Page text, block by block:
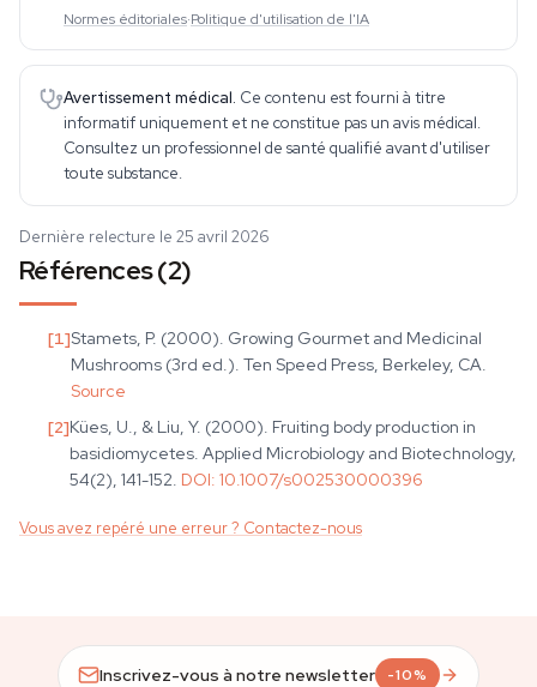
Normes éditoriales·Politique d'utilisation de l'IA
Avertissement médical. Ce contenu est fourni à titre
informatif uniquement et ne constitue pas un avis médical.
Consultez un professionnel de santé qualifié avant d'utiliser
toute substance.
Dernière relecture le 25 avril 2026
Références (2)
[1]Stamets, P. (2000). Growing Gourmet and Medicinal
Mushrooms (3rd ed.). Ten Speed Press, Berkeley, CA.
Source
[2]Kües, U., & Liu, Y. (2000). Fruiting body production in
basidiomycetes. Applied Microbiology and Biotechnology,
54(2), 141-152. DOI: 10.1007/s002530000396
Vous avez repéré une erreur ? Contactez-nous
Inscrivez-vous à notre newsletter -10%